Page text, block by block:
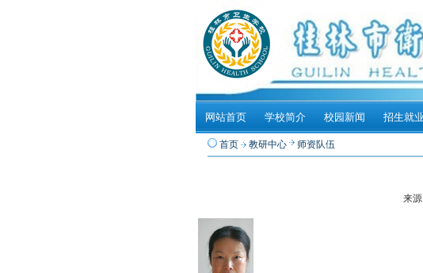
网站首页 学校简介 校园新闻 招生就业
首页 教研中心 师资队伍
来